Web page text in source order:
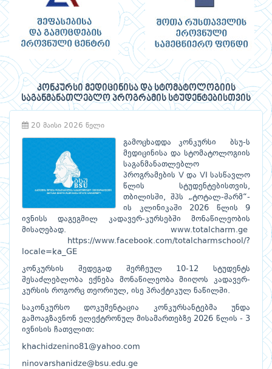
კონკურსი მედიცინისა და სტომატოლოგიის
საგანმანათლებლო პროგრამის სტუდენტებისთვის
20 მაისი 2026 წელი
გამოცხადდა კონკურსი ბსუ-ს
მედიცინისა და სტომატოლოგიის
საგანმანათლებლო
პროგრამების V და VI სასწავლო
წლის სტუდენტებისთვის,
თბილისში, შპს „ტოტალ-შარმ“-
ის კლინიკაში 2026 წლის 9
ივნისს დაგეგმილ კადავერ-კურსებში მონაწილეობის
მისაღებად. www.totalcharm.ge
https://www.facebook.com/totalcharmschool/?
locale=ka_GE
კონკურსის შედეგად შერჩეულ 10-12 სტუდენტს
შესაძლებლობა ექნება მონაწილეობა მიიღოს კადავერ-
კურსის როგორც თეორიულ, ისე პრაქტიკულ ნაწილში.
საკონკურსო დოკუმენტაცია კონკურსანტებმა უნდა
გამოაგზავნონ ელექტრონულ მისამართებზე 2026 წლის - 3
ივნისის ჩათვლით:
khachidzenino81@yahoo.com
ninovarshanidze@bsu.edu.ge